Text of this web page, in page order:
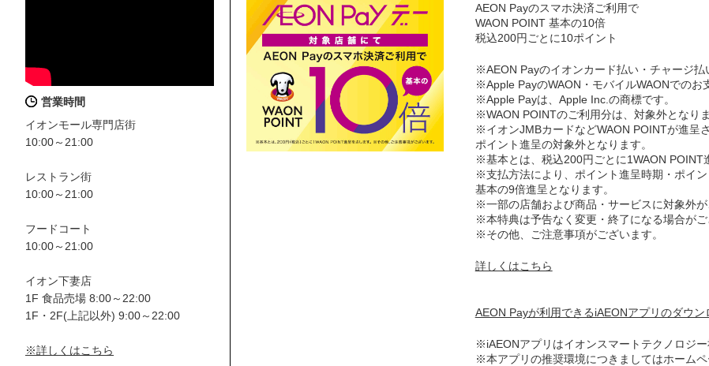
AEON Payのスマホ決済ご利用で
WAON POINT 基本の10倍
税込200円ごとに10ポイント
※AEON Payのイオンカード払い・チャージ払
※Apple PayのWAON・モバイルWAONでのお
※Apple Payは、Apple Inc.の商標です。
※WAON POINTのご利用分は、対象外となりま
※イオンJMBカードなどWAON POINTが進呈
ポイント進呈の対象外となります。
※基本とは、税込200円ごとに1WAON POINT
※支払方法により、ポイント進呈時期・ポイ
基本の9倍進呈となります。
※一部の店舗および商品・サービスに対象外が
※本特典は予告なく変更・終了になる場合がご
※その他、ご注意事項がございます。
詳しくはこちら
AEON Payが利用できるiAEONアプリのダウ
※iAEONアプリはイオンスマートテクノロジー
※本アプリの推奨環境につきましてはホームペ
営業時間
イオンモール専門店街
10:00～21:00
レストラン街
10:00～21:00
フードコート
10:00～21:00
イオン下妻店
1F 食品売場 8:00～22:00
1F・2F(上記以外) 9:00～22:00
※詳しくはこちら